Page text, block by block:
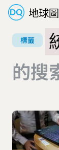
地球
標籤
的搜